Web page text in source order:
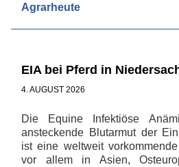
Agrarheute
EIA bei Pferd in
4. AUGUST 2026
Die Equine Infektiöse
ansteckende Blutarmut der
ist eine weltweit
vor allem in Asien,